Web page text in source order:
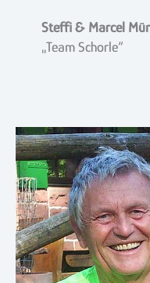
Steffi & Marcel
„Team Schorle“